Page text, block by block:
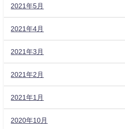
2021年5月
2021年4月
2021年3月
2021年2月
2021年1月
2020年10月